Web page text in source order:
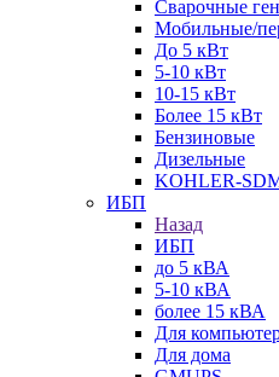
Сварочные
Мобильные/
До 5 кВт
5-10 кВт
10-15 кВт
Более 15 кВт
Бензиновые
Дизельные
KOHLER-
ИБП
Назад
ИБП
до 5 кВА
5-10 кВА
более 15 кВА
Для
Для дома